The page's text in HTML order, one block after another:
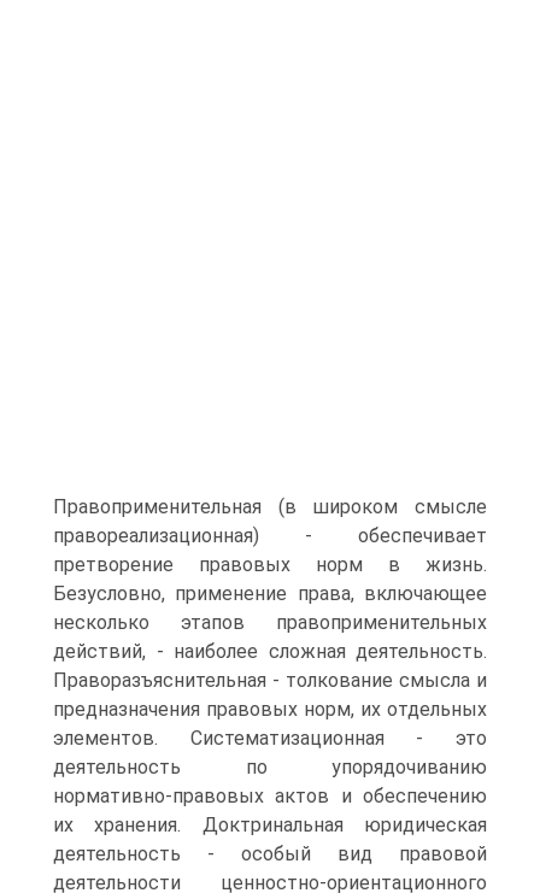
Правоприменительная (в широком смысле
правореализационная) - обеспечивает
претворение правовых норм в жизнь.
Безусловно, применение права, включающее
несколько этапов правоприменительных
действий, - наиболее сложная деятельность.
Праворазъяснительная - толкование смысла и
предназначения правовых норм, их отдельных
элементов. Систематизационная - это
деятельность по упорядочиванию
нормативно-правовых актов и обеспечению
их хранения. Доктринальная юридическая
деятельность - особый вид правовой
деятельности ценностно-ориентационного